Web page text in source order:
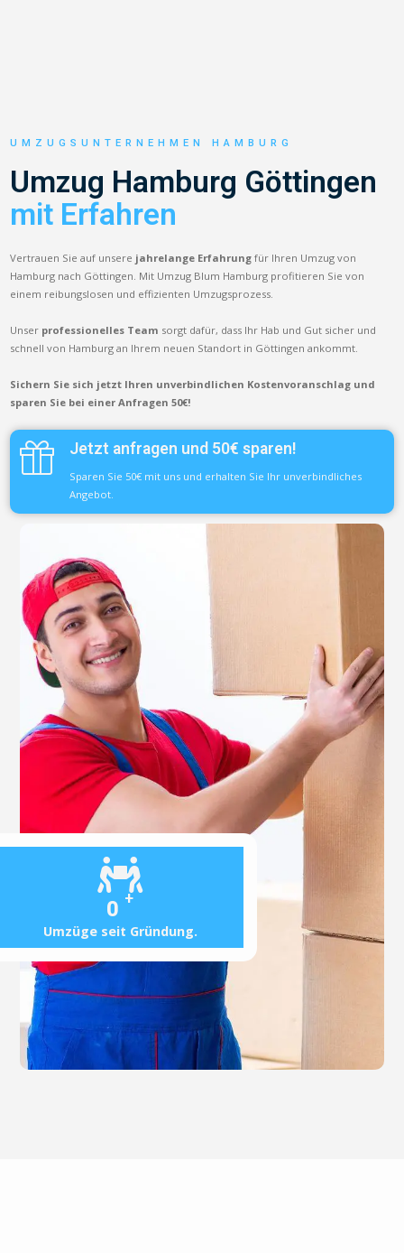
0 +
Umzüge seit Gründung.
UMZUGSUNTERNEHMEN HAMBURG
Umzug Hamburg Göttingen
mit Erfahren
Vertrauen Sie auf unsere jahrelange Erfahrung für Ihren Umzug von
Hamburg nach Göttingen. Mit Umzug Blum Hamburg profitieren Sie von
einem reibungslosen und effizienten Umzugsprozess.
Unser professionelles Team sorgt dafür, dass Ihr Hab und Gut sicher und
schnell von Hamburg an Ihrem neuen Standort in Göttingen ankommt.
Sichern Sie sich jetzt Ihren unverbindlichen Kostenvoranschlag und
sparen Sie bei einer Anfragen 50€!
Jetzt anfragen und 50€ sparen!
Sparen Sie 50€ mit uns und erhalten Sie Ihr unverbindliches
Angebot.